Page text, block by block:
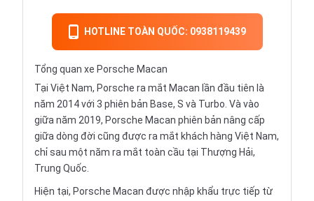
HOTLINE TOÀN QUỐC: 0938119439
Tổng quan xe Porsche Macan
Tại Việt Nam, Porsche ra mắt Macan lần đầu tiên là
năm 2014 với 3 phiên bản Base, S và Turbo. Và vào
giữa năm 2019, Porsche Macan phiên bản nâng cấp
giữa dòng đời cũng được ra mắt khách hàng Việt Nam,
chỉ sau một năm ra mắt toàn cầu tại Thượng Hải,
Trung Quốc.
Hiện tại, Porsche Macan được nhập khẩu trực tiếp từ